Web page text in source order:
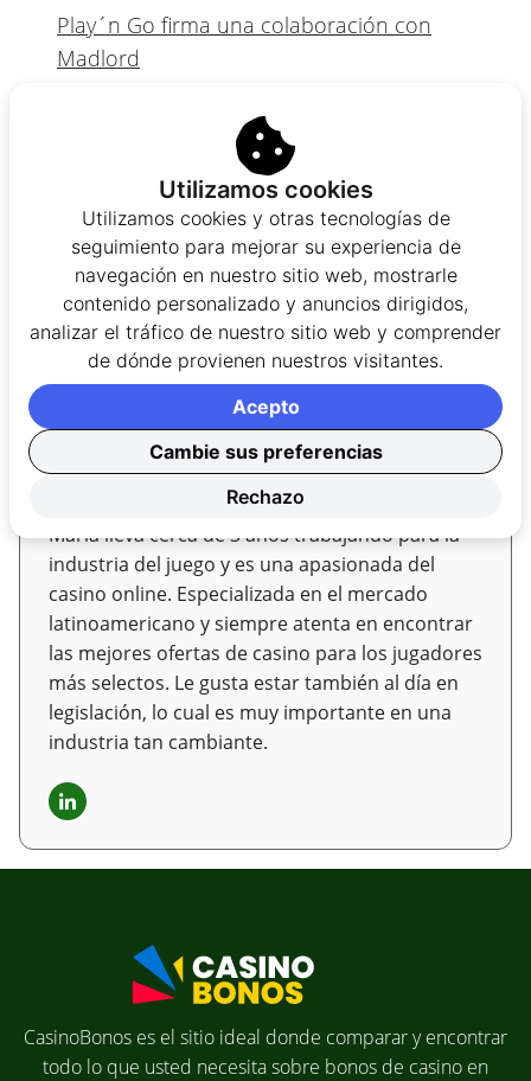
Play´n Go firma una colaboración con
Madlord
juego tras la pandemia
Codere es galardonado en México por sus
avances en igualdad de género
La Hacienda chilena presenta un nuevo plan
para aumentar la recaudación del juego
online
Autor/a
María Jorde
Analista de bonos de casino
María lleva cerca de 3 años trabajando para la
industria del juego y es una apasionada del
casino online. Especializada en el mercado
latinoamericano y siempre atenta en encontrar
las mejores ofertas de casino para los jugadores
más selectos. Le gusta estar también al día en
legislación, lo cual es muy importante en una
industria tan cambiante.
CasinoBonos es el sitio ideal donde comparar y encontrar
todo lo que usted necesita sobre bonos de casino en
Utilizamos cookies
Utilizamos cookies y otras tecnologías de
seguimiento para mejorar su experiencia de
navegación en nuestro sitio web, mostrarle
contenido personalizado y anuncios dirigidos,
analizar el tráfico de nuestro sitio web y comprender
de dónde provienen nuestros visitantes.
Cambie sus preferencias
Rechazo
Acepto